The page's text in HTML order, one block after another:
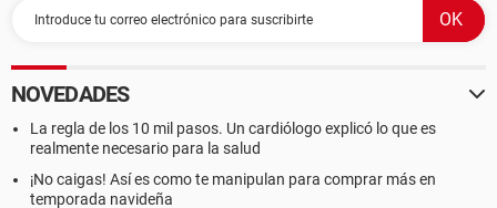
NOVEDADES
La regla de los 10 mil pasos. Un cardiólogo explicó lo que es
realmente necesario para la salud
¡No caigas! Así es como te manipulan para comprar más en
temporada navideña